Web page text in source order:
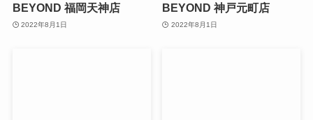
BEYOND 福岡天神店
2022年8月1日
BEYOND 神戸元町店
2022年8月1日